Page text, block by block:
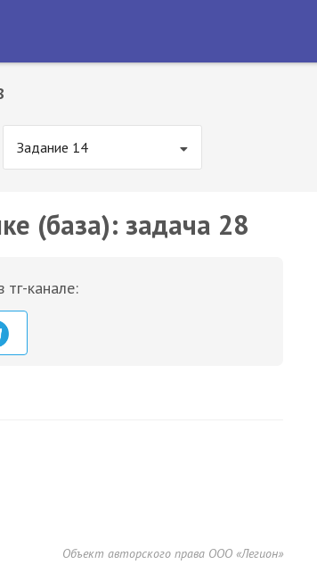
Задание 14
(база): задача 28
канале:
Объект авторского права ООО «Легион»